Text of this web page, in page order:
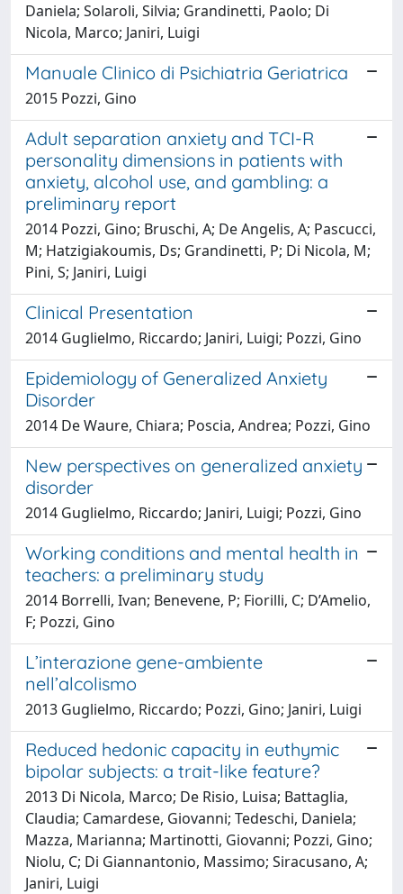
Daniela; Solaroli, Silvia; Grandinetti, Paolo; Di
Nicola, Marco; Janiri, Luigi
Manuale Clinico di Psichiatria Geriatrica
2015 Pozzi, Gino
Adult separation anxiety and TCI-R
personality dimensions in patients with
anxiety, alcohol use, and gambling: a
preliminary report
2014 Pozzi, Gino; Bruschi, A; De Angelis, A; Pascucci,
M; Hatzigiakoumis, Ds; Grandinetti, P; Di Nicola, M;
Pini, S; Janiri, Luigi
Clinical Presentation
2014 Guglielmo, Riccardo; Janiri, Luigi; Pozzi, Gino
Epidemiology of Generalized Anxiety
Disorder
2014 De Waure, Chiara; Poscia, Andrea; Pozzi, Gino
New perspectives on generalized anxiety
disorder
2014 Guglielmo, Riccardo; Janiri, Luigi; Pozzi, Gino
Working conditions and mental health in
teachers: a preliminary study
2014 Borrelli, Ivan; Benevene, P; Fiorilli, C; D’Amelio,
F; Pozzi, Gino
L’interazione gene-ambiente
nell’alcolismo
2013 Guglielmo, Riccardo; Pozzi, Gino; Janiri, Luigi
Reduced hedonic capacity in euthymic
bipolar subjects: a trait-like feature?
2013 Di Nicola, Marco; De Risio, Luisa; Battaglia,
Claudia; Camardese, Giovanni; Tedeschi, Daniela;
Mazza, Marianna; Martinotti, Giovanni; Pozzi, Gino;
Niolu, C; Di Giannantonio, Massimo; Siracusano, A;
Janiri, Luigi